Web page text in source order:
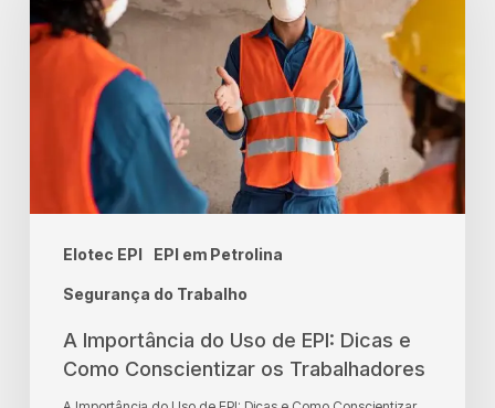
Elotec EPI EPI em Petrolina
Segurança do Trabalho
Uso
Conscientizar
Trabalhadores
A Importância do Uso de EPI: Dicas e
Como Conscientizar os Trabalhadores